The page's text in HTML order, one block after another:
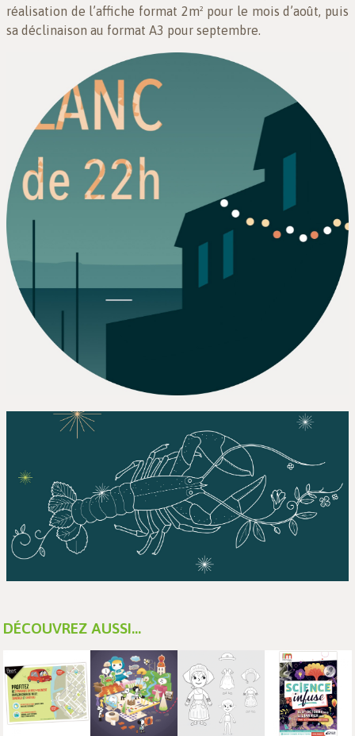
réalisation de l’affiche format 2m² pour le mois d’août, puis
sa déclinaison au format A3 pour septembre.
DÉCOUVREZ AUSSI...